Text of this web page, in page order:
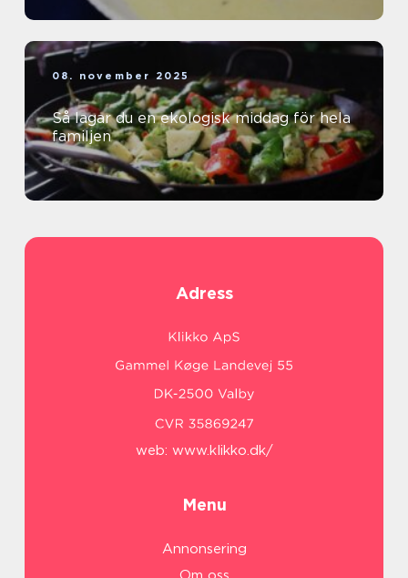
08. november 2025
Så lagar du en ekologisk middag för hela
familjen
Adress
web: www.klikko.dk/
Menu
Annonsering